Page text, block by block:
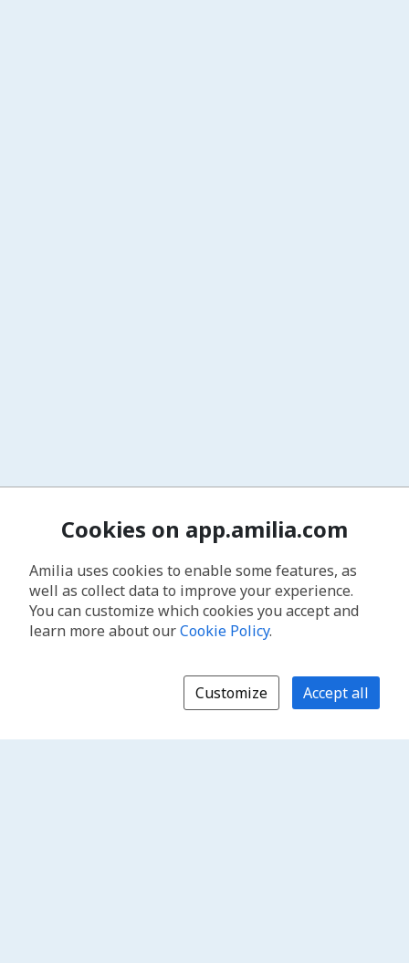
Cookies on app.amilia.com
Amilia uses cookies to enable some features, as
well as collect data to improve your experience.
You can customize which cookies you accept and
learn more about ourCookie Policy.
Customize Accept all